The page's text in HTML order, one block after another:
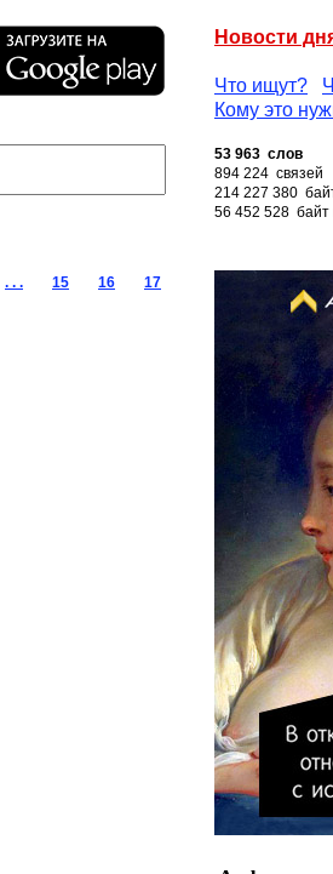
Новости
Что ищут?
Кому это
53 963 слов
894 224 связей
214 227 380
56 452 528 байт
. . . 15 16 17